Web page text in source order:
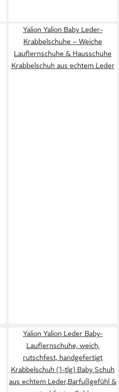
Yalion Yalion Baby Leder-
Krabbelschuhe – Weiche
Lauflernschuhe & Hausschuhe
Krabbelschuh aus echtem Leder
Yalion Yalion Leder Baby-
Lauflernschuhe, weich,
rutschfest, handgefertigt
Krabbelschuh (1-tlg) Baby Schuh
aus echtem Leder,Barfußgefühl &